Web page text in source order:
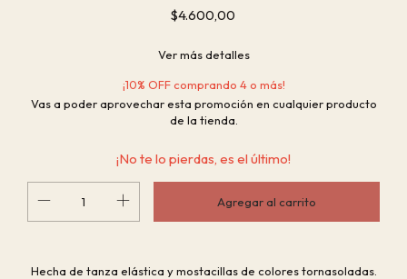
$4.600,00
Ver más detalles
¡10% OFF comprando 4 o más!
Vas a poder aprovechar esta promoción en cualquier producto
de la tienda.
¡No te lo pierdas, es el último!
Hecha de tanza elástica y mostacillas de colores tornasoladas.